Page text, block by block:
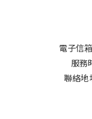
電子信
服務
聯絡地